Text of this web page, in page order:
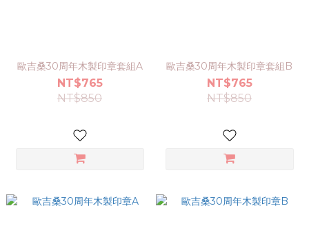
歐吉桑30周年木製印章套組A
NT$765
NT$850
歐吉桑30周年木製印章套組B
NT$765
NT$850